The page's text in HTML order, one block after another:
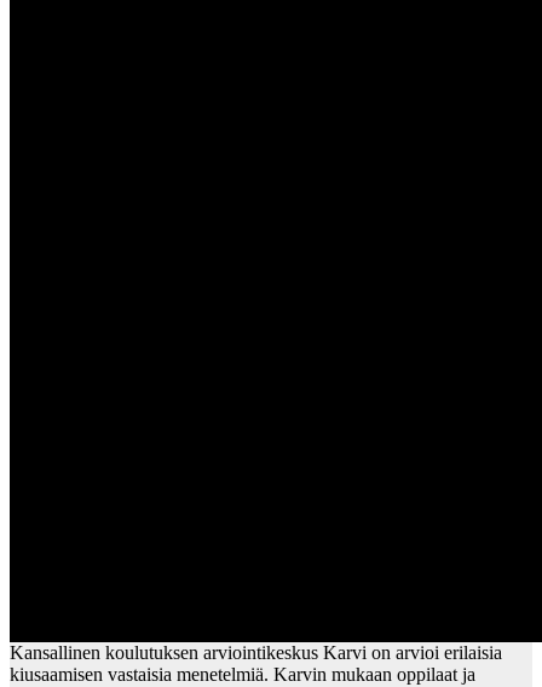
Kansallinen koulutuksen arviointikeskus Karvi on arvioi erilaisia
kiusaamisen vastaisia menetelmiä. Karvin mukaan oppilaat ja